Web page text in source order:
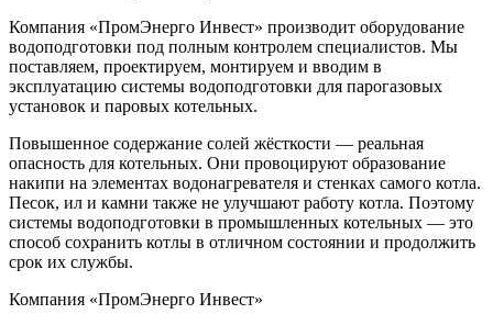
Компания «ПромЭнерго Инвест» производит оборудование
водоподготовки под полным контролем специалистов. Мы
поставляем, проектируем, монтируем и вводим в
эксплуатацию системы водоподготовки для парогазовых
установок и паровых котельных.
Повышенное содержание солей жёсткости — реальная
опасность для котельных. Они провоцируют образование
накипи на элементах водонагревателя и стенках самого котла.
Песок, ил и камни также не улучшают работу котла. Поэтому
системы водоподготовки в промышленных котельных — это
способ сохранить котлы в отличном состоянии и продолжить
срок их службы.
Компания «ПромЭнерго Инвест»